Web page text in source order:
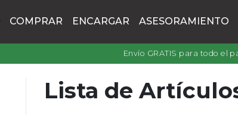
COMPRAR ENCARGAR ASESORAMIENTO
Envío GRATIS para todo el
Lista de